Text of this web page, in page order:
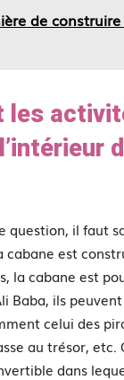
de
les
question, il faut
cabane est
la cabane est
Baba, ils
celui des
au trésor, etc.
dans